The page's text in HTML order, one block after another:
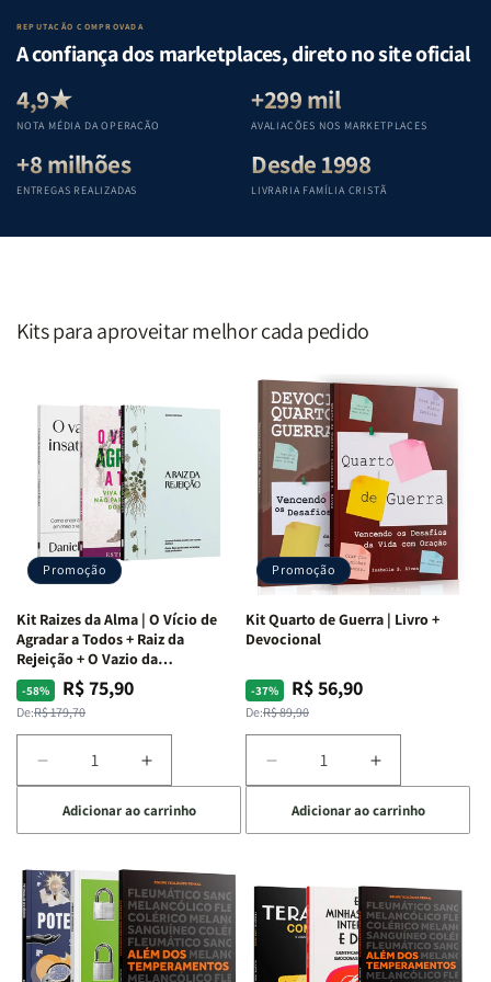
Lar
|
Equipe
Teológica
Penkal
|
Equipe
Penkal
|
Equipe
Teológica
Penkal
Equipe
REPUTAÇÃO COMPROVADA
A confiança dos marketplaces, direto no site oficial
4,9★
NOTA MÉDIA DA OPERAÇÃO
+299 mil
AVALIAÇÕES NOS MARKETPLACES
+8 milhões
ENTREGAS REALIZADAS
Desde 1998
LIVRARIA FAMÍLIA CRISTÃ
Kits para aproveitar melhor cada pedido
Promoção
Kit Raizes da Alma | O Vício de
Agradar a Todos + Raiz da
Rejeição + O Vazio da
Insatisfação.
-58%
Preço
normal
De:R$ 179,70
Preço
promocional
R$ 75,90
Diminuir
a
quantidade
de
Raizes
da
Alma
|
O
Aumentar
a
quantidade
de
Raizes
da
Alma
|
O
Adicionar ao carrinho
Promoção
Kit Quarto de Guerra | Livro +
Devocional
-37%
Preço
normal
De:R$ 89,90
Preço
promocional
R$ 56,90
Diminuir
a
quantidade
de
Quarto
de
Guerra
Livro
Aumentar
a
quantidade
de
Quarto
de
Guerra
|
Livro
Adicionar ao carrinho